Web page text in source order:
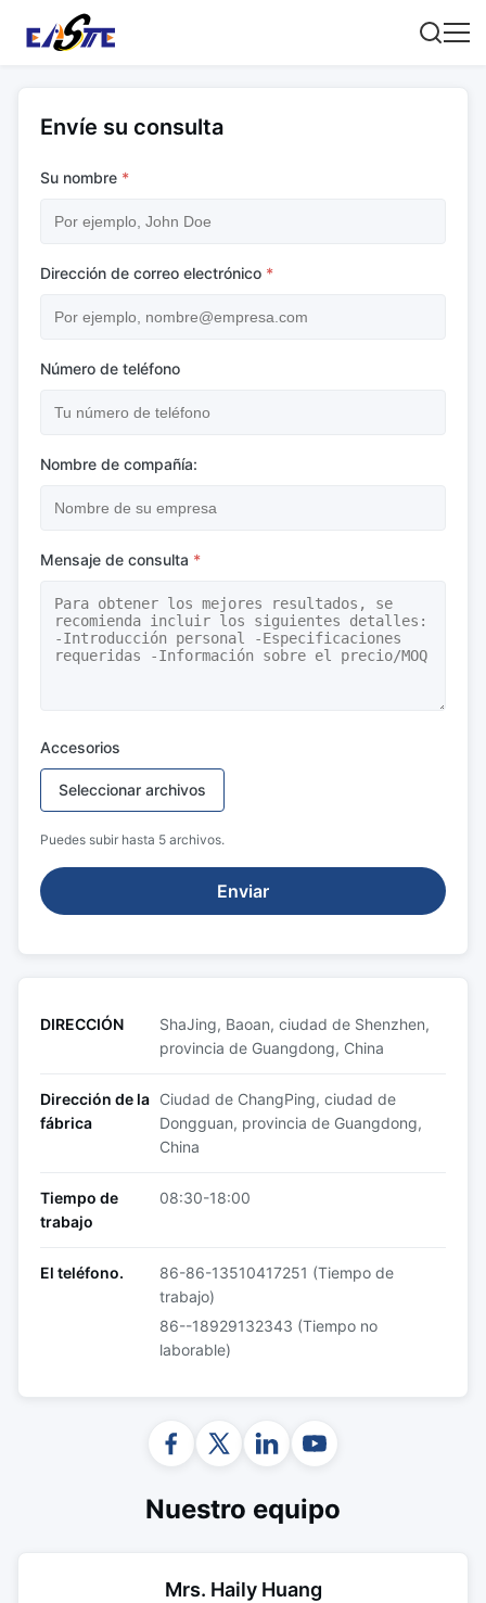
Envíe su consulta
Su nombre *
Dirección de correo electrónico *
Número de teléfono
Nombre de compañía:
Mensaje de consulta *
Accesorios
Seleccionar archivos
Puedes subir hasta 5 archivos.
Enviar
DIRECCIÓN
ShaJing, Baoan, ciudad de Shenzhen,
provincia de Guangdong, China
Dirección de la
fábrica
Ciudad de ChangPing, ciudad de
Dongguan, provincia de Guangdong,
China
Tiempo de
trabajo
08:30-18:00
El teléfono.
86-86-13510417251 (Tiempo de
trabajo)
86--18929132343 (Tiempo no
laborable)
Nuestro equipo
Mrs. Haily Huang